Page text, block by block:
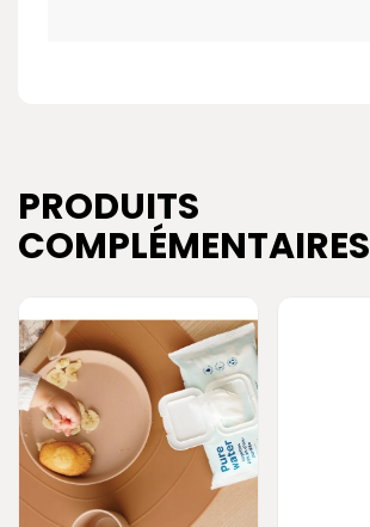
PRODUITS
COMPLÉMENTAIRES